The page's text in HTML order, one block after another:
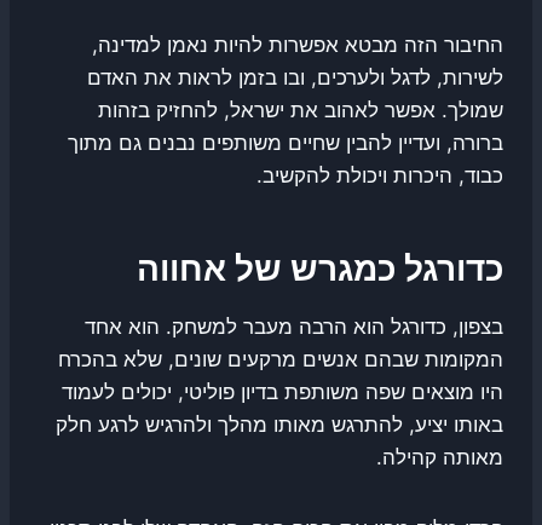
החיבור הזה מבטא אפשרות להיות נאמן למדינה,
לשירות, לדגל ולערכים, ובו בזמן לראות את האדם
שמולך. אפשר לאהוב את ישראל, להחזיק בזהות
ברורה, ועדיין להבין שחיים משותפים נבנים גם מתוך
כבוד, היכרות ויכולת להקשיב.
כדורגל כמגרש של אחווה
בצפון, כדורגל הוא הרבה מעבר למשחק. הוא אחד
המקומות שבהם אנשים מרקעים שונים, שלא בהכרח
היו מוצאים שפה משותפת בדיון פוליטי, יכולים לעמוד
באותו יציע, להתרגש מאותו מהלך ולהרגיש לרגע חלק
מאותה קהילה.